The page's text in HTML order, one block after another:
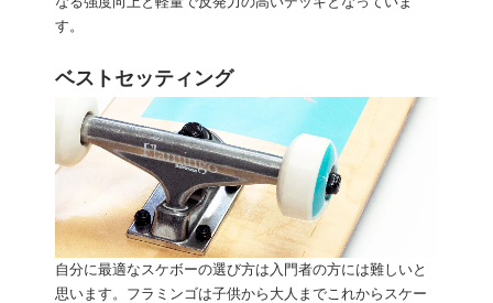
す。
ベストセッティング
自分に最適なスケボーの選び方は入門者の方には難しいと
思います。フラミンゴは子供から大人までこれからスケー